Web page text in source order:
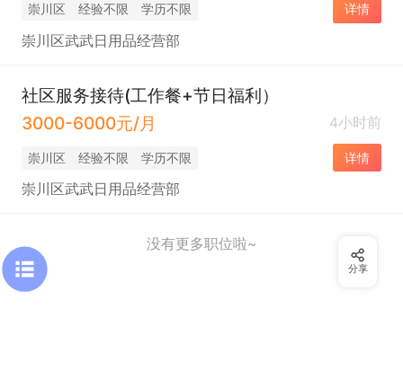
崇川区 经验不限 学历不限 详情
崇川区武武日用品经营部
社区服务接待(工作餐+节日福利）
3000-6000元/月
4小时前
崇川区 经验不限 学历不限 详情
崇川区武武日用品经营部
没有更多职位啦~
分享